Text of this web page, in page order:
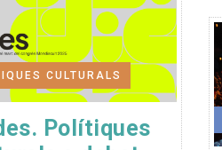
CULTURALS
Polítiques